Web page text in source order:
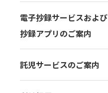
電子抄録サービスおよび
抄録アプリのご案内
託児サービスのご案内